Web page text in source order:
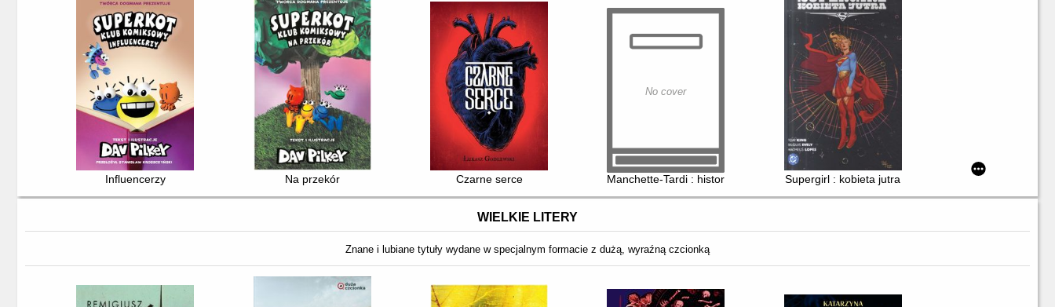
Influencerzy Na przekór Czarne serce
No cover
Manchette-Tardi : historie zebrane. T. 1Supergirl : kobieta jutra
WIELKIE LITERY
Znane i lubiane tytuły wydane w specjalnym formacie z dużą, wyraźną czcionką